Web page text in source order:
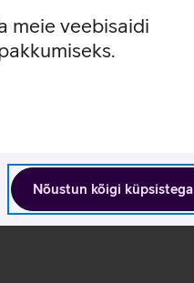
meie veebisaidi
Nõustun kõigi küpsistega